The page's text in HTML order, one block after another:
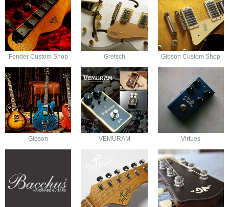
Fender Custom Shop Gretsch Gibson Custom Shop
Gibson VEMURAM Virtues